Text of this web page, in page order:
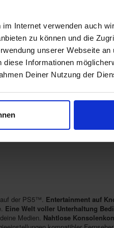
Internet verwenden auch
zu können und die
unserer Webseite
Informationen
Deiner Nutzung der
29,99 €
Auch im Online-Shop erhältlich
29,99 €
29,99 €
Auch im Online-Shop erhältlich
der PS5™. Entertainment auf
Eine Welt voller Unterhaltung
Medien. Nahtlose